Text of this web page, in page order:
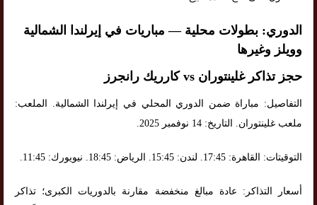
الدوري: بطولات محلية — مباريات في إيرلندا الشمالية
وويلز وغيرها
حجز تذاكر غلينتوران vs كارريك رانجرز
التفاصيل: مباراة ضمن الدوري المحلي في إيرلندا الشمالية. الملعب:
ملعب غلينتوران. التاريخ: 14 نوفمبر 2025.
التوقيتات: القاهرة: 17:45. لندن: 15:45. الرياض: 18:45. نيويورك: 11:45.
أسعار التذاكر: عادة مبالغ منخفضة مقارنة بالدوريات الكبرى؛ تذاكر